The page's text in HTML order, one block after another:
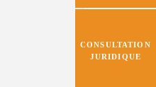
CONSULTATION
JURIDIQUE